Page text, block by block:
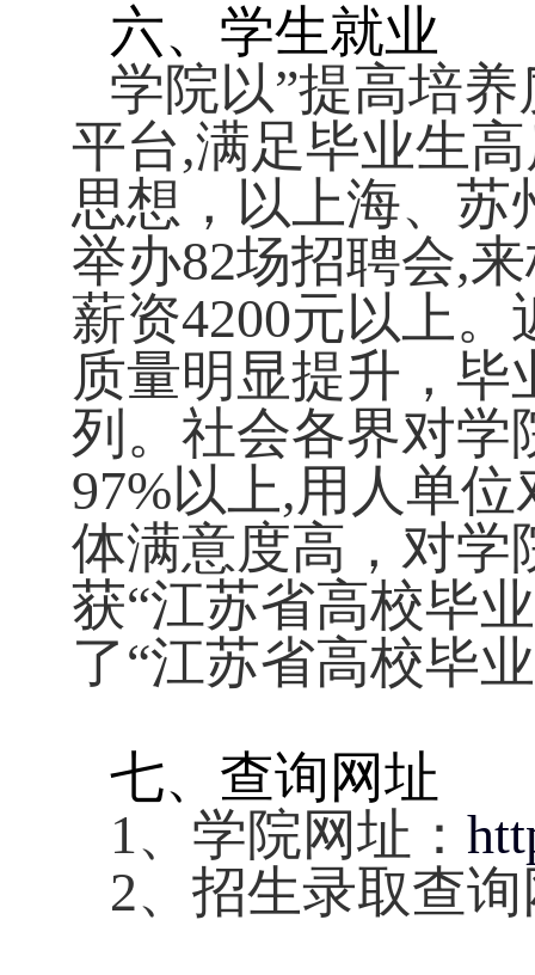
六、学生就业
学院以”提高培养
平台,满足毕业生
思想，以上海、苏
举办82场招聘会,
薪资4200元以上。
质量明显提升，
列。社会各界对学
97%以上,用人单
体满意度高，对学
获“江苏省高校毕
了“江苏省高校毕
七、查询网址
1、学院网址：
2、招生录取查